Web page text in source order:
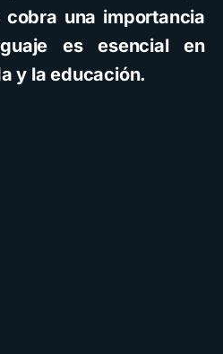
una importancia
es esencial en
y la educación.